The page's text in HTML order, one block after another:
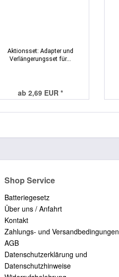
Aktionsset: Adapter und
Verlängerungsset für...
ab 2,69 EUR *
Shop Service
Batteriegesetz
Über uns / Anfahrt
Kontakt
Zahlungs- und Versandbedingungen
AGB
Datenschutzerklärung und
Datenschutzhinweise